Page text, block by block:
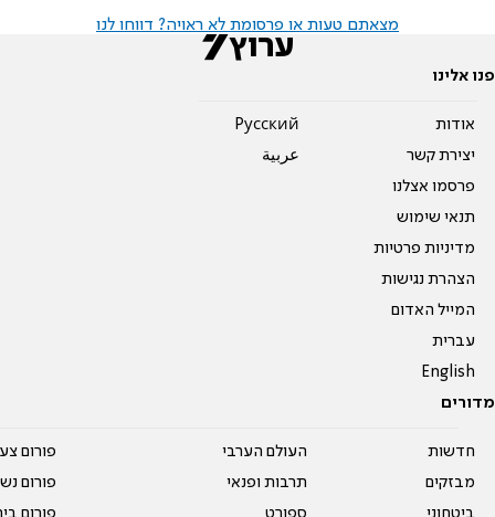
מצאתם טעות או פרסומת לא ראויה? דווחו לנו
פנו אלינו
אודות
יצירת קשר
פרסמו אצלנו
תנאי שימוש
מדיניות פרטיות
הצהרת נגישות
המייל האדום
עברית
English
Pусский
عربية
מדורים
חדשות
מבזקים
ביטחוני
העולם הערבי
תרבות ופנאי
ספורט
פורום
פורום
פורום